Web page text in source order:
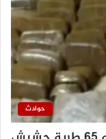
حوادث